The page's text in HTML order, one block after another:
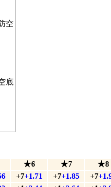
空
底
★6 ★7 ★8
+7+1.71 +7+1.85 +7